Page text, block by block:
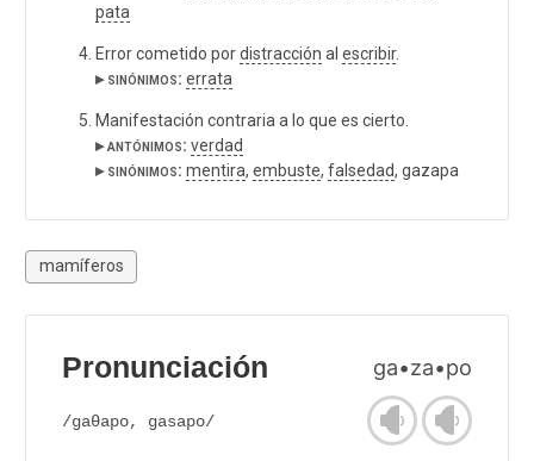
pata
Error cometido pordistracción al escribir.
▸ sinónimos: errata
Manifestación contraria a lo que es cierto.
▸ antónimos: verdad
▸ sinónimos: mentira, embuste, falsedad, gazapa
mamíferos
Pronunciación ga•za•po
/gaθapo, gasapo/